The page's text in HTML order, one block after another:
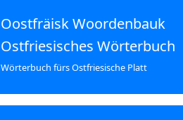
Oostfräisk Woordenbauk
Ostfriesisches Wörterbuch
Wörterbuch fürs Ostfriesische Platt